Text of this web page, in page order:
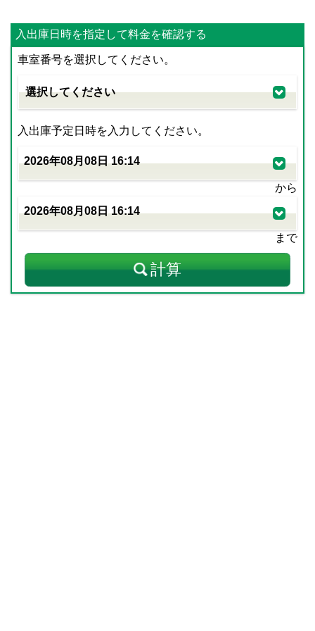
入出庫日時を指定して料金を確認する
車室番号を選択してください。
入出庫予定日時を入力してください。
から
まで
計算